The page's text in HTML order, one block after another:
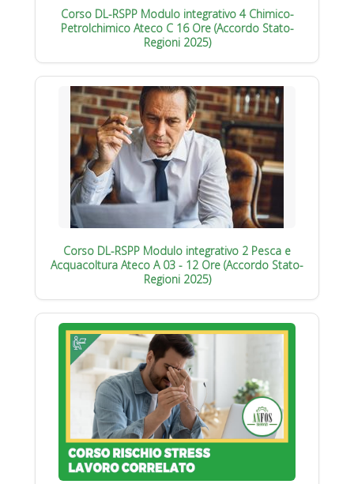
Corso DL-RSPP Modulo integrativo 4 Chimico-
Petrolchimico Ateco C 16 Ore (Accordo Stato-
Regioni 2025)
Corso DL-RSPP Modulo integrativo 2 Pesca e
Acquacoltura Ateco A 03 - 12 Ore (Accordo Stato-
Regioni 2025)